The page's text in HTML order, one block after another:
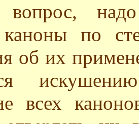
каноны по
об их
всех